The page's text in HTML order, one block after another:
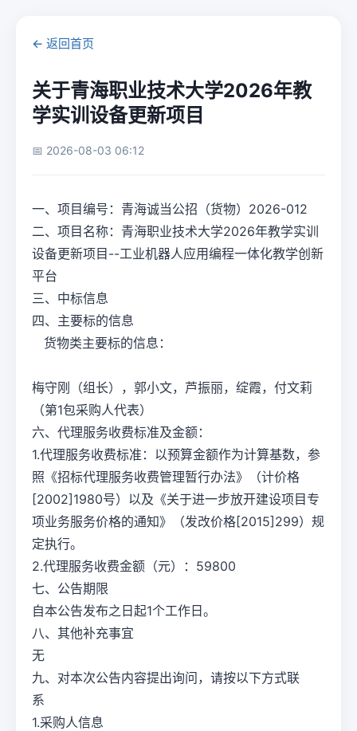
← 返回首页
关于青海职业技术大学2026年教
学实训设备更新项目
📅 2026-08-03 06:12
一、项目编号：青海诚当公招（货物）2026-012
二、项目名称：青海职业技术大学2026年教学实训
设备更新项目--工业机器人应用编程一体化教学创新
平台
三、中标信息
四、主要标的信息
货物类主要标的信息：
梅守刚（组长），郭小文，芦振丽，绽霞，付文莉
（第1包采购人代表）
六、代理服务收费标准及金额：
1.代理服务收费标准：以预算金额作为计算基数，参
照《招标代理服务收费管理暂行办法》（计价格
[2002]1980号）以及《关于进一步放开建设项目专
项业务服务价格的通知》（发改价格[2015]299）规
定执行。
2.代理服务收费金额（元）：59800
七、公告期限
自本公告发布之日起1个工作日。
八、其他补充事宜
无
九、对本次公告内容提出询问，请按以下方式联
系
1.采购人信息